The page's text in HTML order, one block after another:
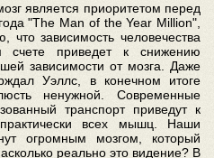
является приоритетом перед
"The Man of the Year Million",
что зависимость человечества
счете приведет к снижению
зависимости от мозга. Даже
Уэллс, в конечном итоге
ненужной. Современные
транспорт приведут к
всех мышц. Наши
огромным мозгом, который
реально это видение? В